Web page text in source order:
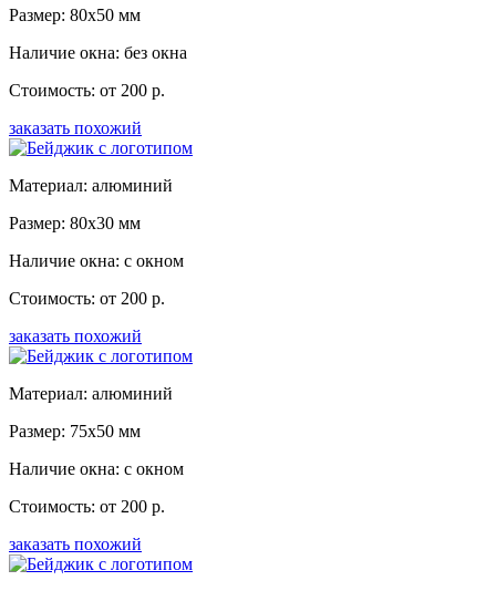
Размер: 80x50 мм
Наличие окна: без окна
Стоимость: от 200 р.
заказать похожий
Материал: алюминий
Размер: 80x30 мм
Наличие окна: с окном
Стоимость: от 200 р.
заказать похожий
Материал: алюминий
Размер: 75x50 мм
Наличие окна: с окном
Стоимость: от 200 р.
заказать похожий